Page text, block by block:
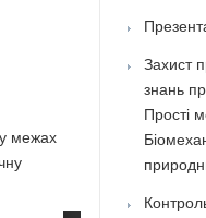
межах
Захист
знань
Прості